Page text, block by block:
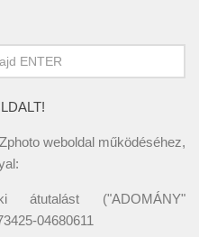
weboldal működéséhez,
átutalást ("ADOMÁNY"
04680611